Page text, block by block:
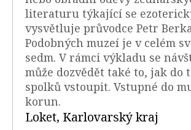
literaturu týkající se
vysvětluje průvodce Petr
Podobných muzeí je v celém
sedm. V rámci výkladu se
může dozvědět také to, jak do
spolků vstoupit. Vstupné do
korun.
Loket, Karlovarský kraj